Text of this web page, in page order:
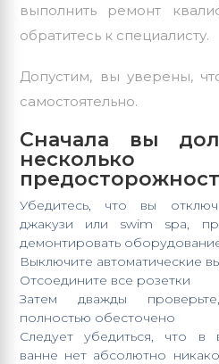
выполнить ремонт
обратитесь к специалисту.
Допустим, вы уверены,
самостоятельно.
Сначала вы
Убедитесь, что вы
джакузи или swim spa,
демонтировать
Выключите автоматические
Отсоедините все розетки
Затем дважды
полностью обесточено
Следует убедиться, что в
ванне нет абсолютно